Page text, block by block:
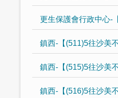
更生保護會行政中心-
鎮西-【(511)5往沙美
鎮西-【(515)5往沙美
鎮西-【(516)5往沙美